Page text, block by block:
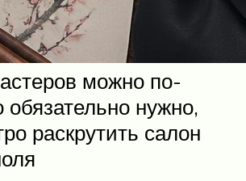
можно по-
обязательно нужно,
раскрутить салон